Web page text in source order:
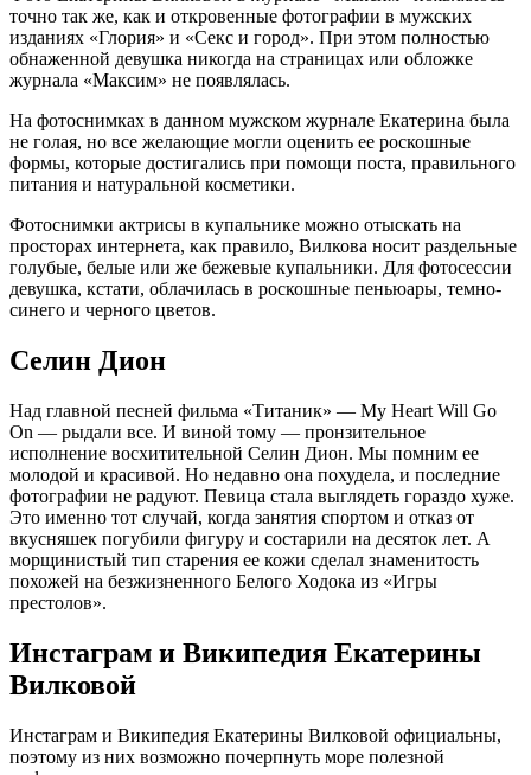
точно так же, как и откровенные фотографии в мужских
изданиях «Глория» и «Секс и город». При этом полностью
обнаженной девушка никогда на страницах или обложке
журнала «Максим» не появлялась.
На фотоснимках в данном мужском журнале Екатерина была
не голая, но все желающие могли оценить ее роскошные
формы, которые достигались при помощи поста, правильного
питания и натуральной косметики.
Фотоснимки актрисы в купальнике можно отыскать на
просторах интернета, как правило, Вилкова носит раздельные
голубые, белые или же бежевые купальники. Для фотосессии
девушка, кстати, облачилась в роскошные пеньюары, темно-
синего и черного цветов.
Селин Дион
Над главной песней фильма «Титаник» — My Heart Will Go
On — рыдали все. И виной тому — пронзительное
исполнение восхитительной Селин Дион. Мы помним ее
молодой и красивой. Но недавно она похудела, и последние
фотографии не радуют. Певица стала выглядеть гораздо хуже.
Это именно тот случай, когда занятия спортом и отказ от
вкусняшек погубили фигуру и состарили на десяток лет. А
морщинистый тип старения ее кожи сделал знаменитость
похожей на безжизненного Белого Ходока из «Игры
престолов».
Инстаграм и Википедия Екатерины
Вилковой
Инстаграм и Википедия Екатерины Вилковой официальны,
поэтому из них возможно почерпнуть море полезной